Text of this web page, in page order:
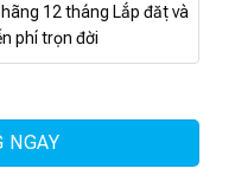
12 tháng Lắp đặt và
phí trọn đời
NGAY